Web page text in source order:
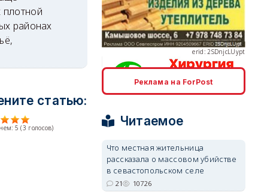
плотной
районах
статью:
5 (3 голосов)
erid: 2SDnjcLUypt
erid: 2SDnjcrDNw6
Реклама на ForPost
Читаемое
Что местная жительница
рассказала о массовом убийстве
в севастопольском селе
21 10726